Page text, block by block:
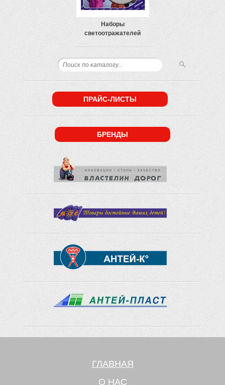
Наборы
светоотражателей
ПРАЙС-ЛИСТЫ
БРЕНДЫ
ГЛАВНАЯ
О НАС